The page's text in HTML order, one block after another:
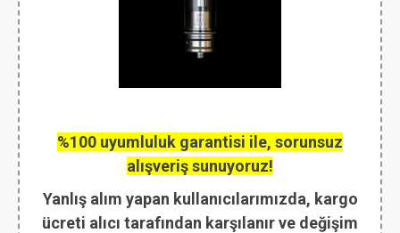
%100 uyumluluk garantisi ile, sorunsuz
alışveriş sunuyoruz!
Yanlış alım yapan kullanıcılarımızda, kargo
ücreti alıcı tarafından karşılanır ve değişim